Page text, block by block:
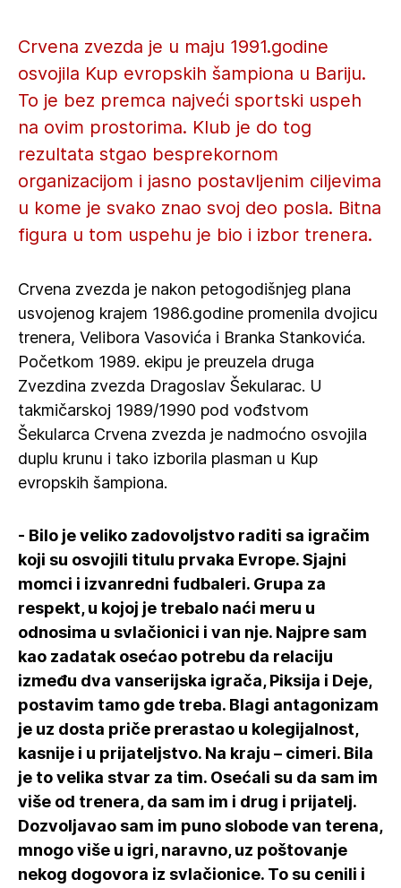
Crvena zvezda je u maju 1991.godine
osvojila Kup evropskih šampiona u Bariju.
To je bez premca najveći sportski uspeh
na ovim prostorima. Klub je do tog
rezultata stgao besprekornom
organizacijom i jasno postavljenim ciljevima
u kome je svako znao svoj deo posla. Bitna
figura u tom uspehu je bio i izbor trenera.
Crvena zvezda je nakon petogodišnjeg plana
usvojenog krajem 1986.godine promenila dvojicu
trenera, Velibora Vasovića i Branka Stankovića.
Početkom 1989. ekipu je preuzela druga
Zvezdina zvezda Dragoslav Šekularac. U
takmičarskoj 1989/1990 pod vođstvom
Šekularca Crvena zvezda je nadmoćno osvojila
duplu krunu i tako izborila plasman u Kup
evropskih šampiona.
- Bilo je veliko zadovoljstvo raditi sa igračim
koji su osvojili titulu prvaka Evrope. Sjajni
momci i izvanredni fudbaleri. Grupa za
respekt, u kojoj je trebalo naći meru u
odnosima u svlačionici i van nje. Najpre sam
kao zadatak osećao potrebu da relaciju
između dva vanserijska igrača, Piksija i Deje,
postavim tamo gde treba. Blagi antagonizam
je uz dosta priče prerastao u kolegijalnost,
kasnije i u prijateljstvo. Na kraju – cimeri. Bila
je to velika stvar za tim. Osećali su da sam im
više od trenera, da sam im i drug i prijatelj.
Dozvoljavao sam im puno slobode van terena,
mnogo više u igri, naravno, uz poštovanje
nekog dogovora iz svlačionice. To su cenili i